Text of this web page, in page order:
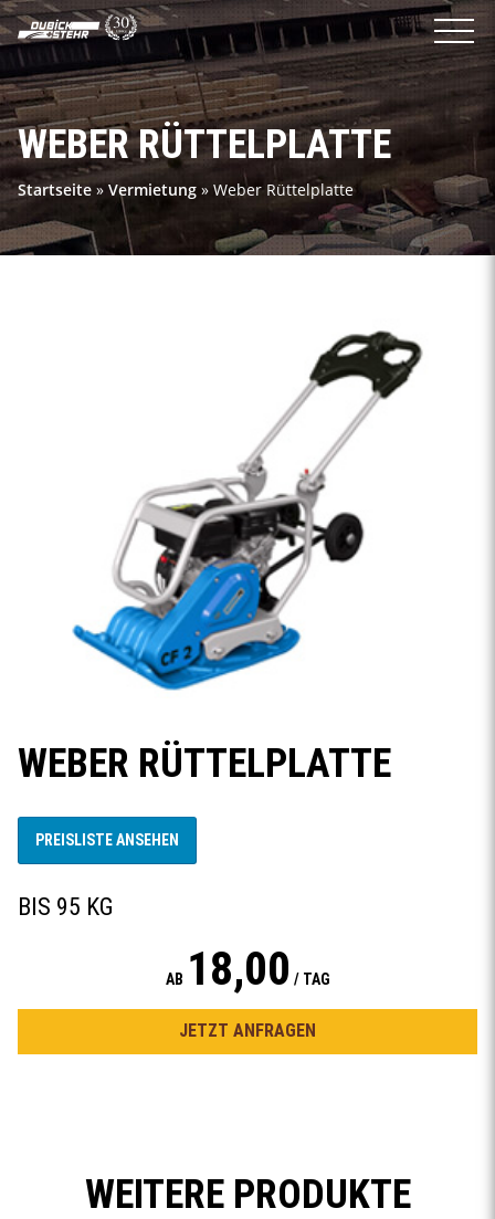
WEBER RÜTTELPLATTE
Startseite» Vermietung » Weber Rüttelplatte
WEBER RÜTTELPLATTE
PREISLISTE ANSEHEN
BIS 95 KG
AB 18,00 / TAG
JETZT ANFRAGEN
WEITERE PRODUKTE